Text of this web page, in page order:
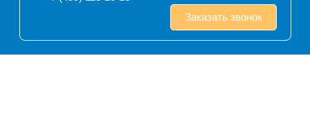
Заказать звонок